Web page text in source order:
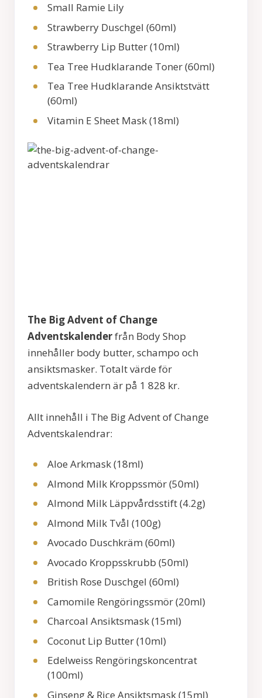
Small Ramie Lily
Strawberry Duschgel (60ml)
Strawberry Lip Butter (10ml)
Tea Tree Hudklarande Toner (60ml)
Tea Tree Hudklarande Ansiktstvätt
(60ml)
Vitamin E Sheet Mask (18ml)
The Big Advent of Change
Adventskalenderfrån Body Shop
innehåller body butter, schampo och
ansiktsmasker. Totalt värde för
adventskalendern är på 1 828 kr.
Allt innehåll i The Big Advent of Change
Adventskalendrar:
Aloe Arkmask (18ml)
Almond Milk Kroppssmör (50ml)
Almond Milk Läppvårdsstift (4.2g)
Almond Milk Tvål (100g)
Avocado Duschkräm (60ml)
Avocado Kroppsskrubb (50ml)
British Rose Duschgel (60ml)
Camomile Rengöringssmör (20ml)
Charcoal Ansiktsmask (15ml)
Coconut Lip Butter (10ml)
Edelweiss Rengöringskoncentrat
(100ml)
Ginseng & Rice Ansiktsmask (15ml)